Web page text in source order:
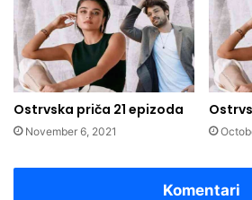
Ostrvska priča 21 epizoda
November 6, 2021
Komentari